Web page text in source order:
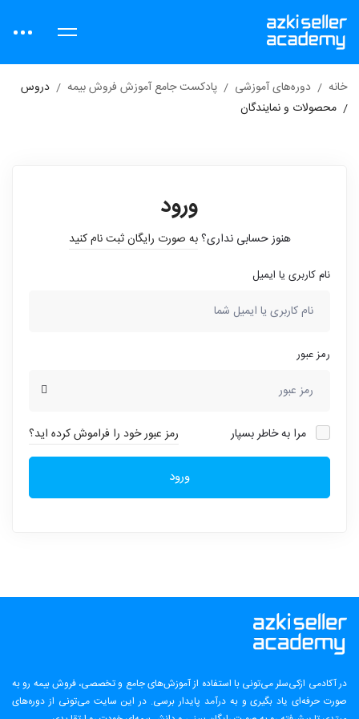
خانه دوره‌های آموزشی پادکست جامع آموزش فروش بیمه
دروس
محصولات و نمایندگان
ورود
هنوز حسابی نداری؟به صورت رایگان ثبت نام کنید
نام کاربری یا ایمیل
رمز عبور
مرا به خاطر بسپار رمز عبور خود را فراموش کرده اید؟
ورود
در آکادمی ازکی‌سلر می‌تونی با استفاده از آموزش‌های جامع و تخصصی، فروش بیمه رو به
صورت حرفه‌ای یاد بگیری و به درآمد پایدار برسی. در این سایت می‌تونی از دوره‌های